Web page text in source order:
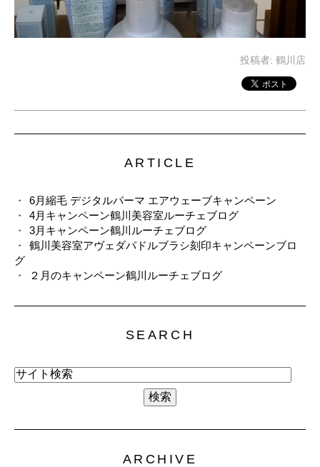
投稿者: 鶴川店
ARTICLE
6月縮毛 デジタルパーマ エアウェーブキャンペーン
4月キャンペーン鶴川美容室ルーチェブログ
3月キャンペーン鶴川ルーチェブログ
鶴川美容室アヴェダパドルブラシ刻印キャンペーンブロ
グ
２月のキャンペーン鶴川ルーチェブログ
SEARCH
ARCHIVE